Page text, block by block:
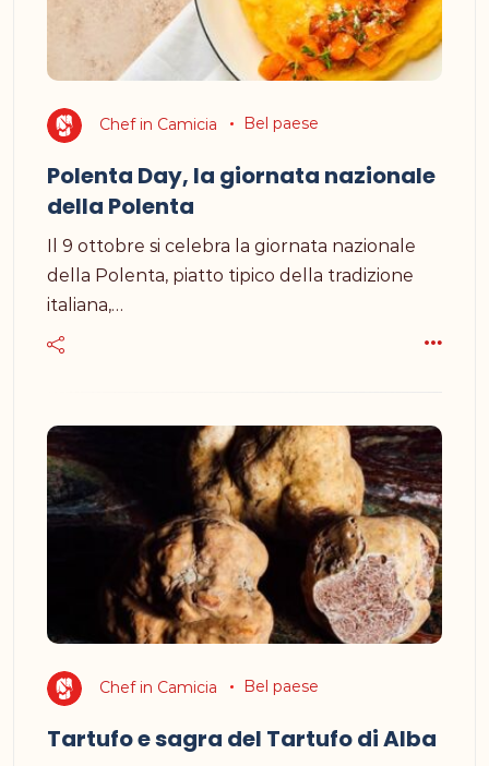
Chef in Camicia Bel paese
Polenta Day, la giornata nazionale
della Polenta
Il 9 ottobre si celebra la giornata nazionale
della Polenta, piatto tipico della tradizione
italiana,…
Chef in Camicia Bel paese
Tartufo e sagra del Tartufo di Alba